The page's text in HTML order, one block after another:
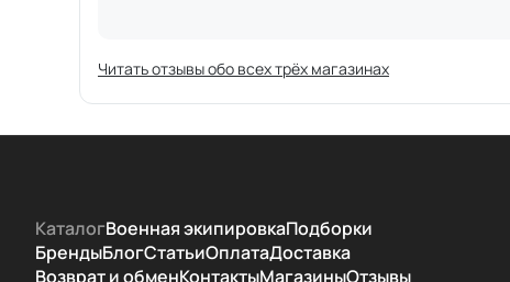
Читать отзывы обо всех трёх магазинах
КаталогВоенная экипировкаПодборки
БрендыБлогСтатьиОплатаДоставка
Возврат и обменКонтактыМагазиныОтзывы